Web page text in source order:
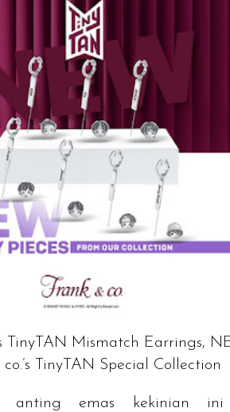
TinyTAN Mismatch Earrings,
TinyTAN Special Collection
anting emas kekinian ini